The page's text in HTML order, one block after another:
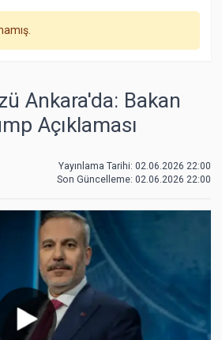
Ankara'da: Bakan
Açıklaması
Yayınlama Tarihi: 02.06.2026 22:00
Son Güncelleme: 02.06.2026 22:00